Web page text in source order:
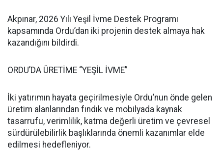
Akpınar, 2026 Yılı Yeşil İvme Destek Programı
kapsamında Ordu’dan iki projenin destek almaya hak
kazandığını bildirdi.
ORDU’DA ÜRETİME “YEŞİL İVME”
İki yatırımın hayata geçirilmesiyle Ordu’nun önde gelen
üretim alanlarından fındık ve mobilyada kaynak
tasarrufu, verimlilik, katma değerli üretim ve çevresel
sürdürülebilirlik başlıklarında önemli kazanımlar elde
edilmesi hedefleniyor.